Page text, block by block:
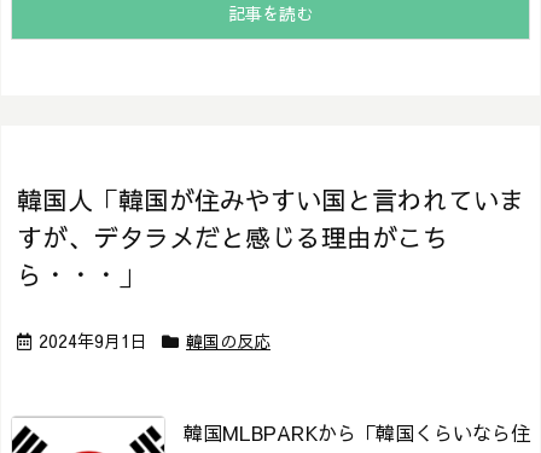
記事を読む
韓国人「韓国が住みやすい国と言われていま
すが、デタラメだと感じる理由がこち
ら・・・」
2024年9月1日 韓国の反応
韓国MLBPARKから「韓国くらいなら住